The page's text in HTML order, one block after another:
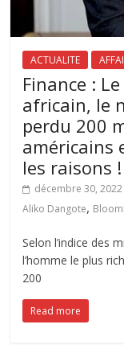
ACTUALITE
Finance :
africain, le
perdu 200
américains
les raisons !
décembre 30, 2022
Aliko Dangote,
Selon l’indice des
l’homme le plus
200
Read more